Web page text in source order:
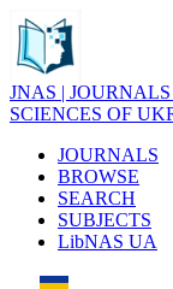
JNAS |
SCIENCES OF
JOURNALS
BROWSE
SEARCH
SUBJECTS
LibNAS UA